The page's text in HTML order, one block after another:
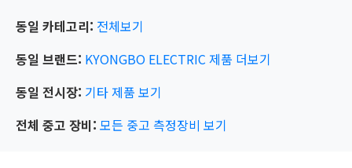
동일 카테고리: 전체보기
동일 브랜드: KYONGBO ELECTRIC제품 더보기
동일 전시장: 기타제품 보기
전체 중고 장비: 모든 중고 측정장비 보기